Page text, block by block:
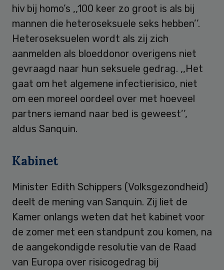
hiv bij homo’s ,,100 keer zo groot is als bij
mannen die heteroseksuele seks hebben’’.
Heteroseksuelen wordt als zij zich
aanmelden als bloeddonor overigens niet
gevraagd naar hun seksuele gedrag. ,,Het
gaat om het algemene infectierisico, niet
om een moreel oordeel over met hoeveel
partners iemand naar bed is geweest’’,
aldus Sanquin.
Kabinet
Minister Edith Schippers (Volksgezondheid)
deelt de mening van Sanquin. Zij liet de
Kamer onlangs weten dat het kabinet voor
de zomer met een standpunt zou komen, na
de aangekondigde resolutie van de Raad
van Europa over risicogedrag bij